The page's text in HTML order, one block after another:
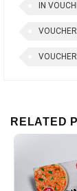
IN
VOUCHER
RELATED